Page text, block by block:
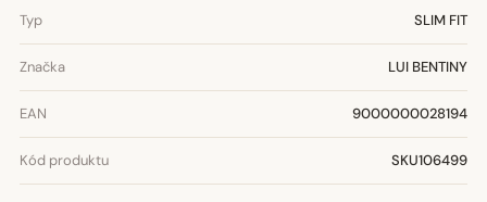
Typ SLIM FIT
Značka LUI BENTINY
EAN 9000000028194
Kód produktu SKU106499